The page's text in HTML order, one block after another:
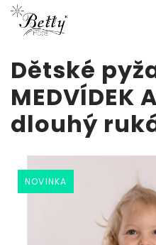
obsah
Šaty
Tepláky
a
Mikiny
Dětské
MEDVÍDEK
dlouhý
NOVINKA
NOVINKA